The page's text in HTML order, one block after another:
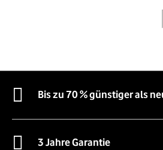
Bis zu 70 % günstiger als
3 Jahre Garantie